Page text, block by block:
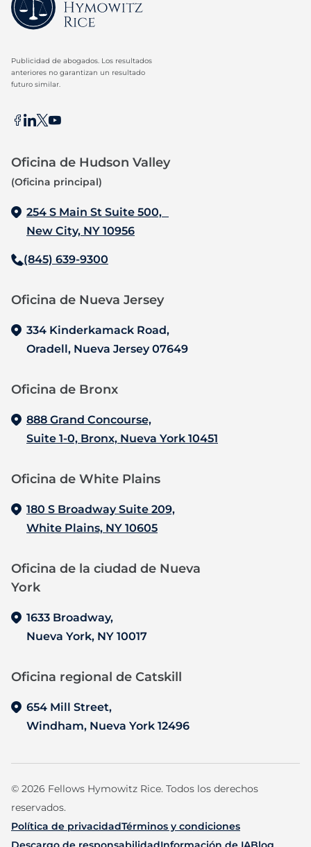
Publicidad de abogados. Los resultados
anteriores no garantizan un resultado
futuro similar.
Oficina de Hudson Valley
(Oficina principal)
254 S Main St Suite 500,
New City, NY 10956
(845) 639-9300
Oficina de Nueva Jersey‍
334 Kinderkamack Road,
Oradell, Nueva Jersey 07649
Oficina de Bronx‍
888 Grand Concourse,
Suite 1-0, Bronx, Nueva York 10451
Oficina de White Plains
180 S Broadway Suite 209,
White Plains, NY 10605
Oficina de la ciudad de Nueva
York
1633 Broadway,
Nueva York, NY 10017
Oficina regional de Catskill
654 Mill Street,
Windham, Nueva York 12496
© 2026 Fellows Hymowitz Rice. Todos los derechos
reservados.
Política de privacidadTérminos y condiciones